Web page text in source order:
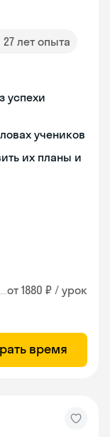
27 лет опыта
успехи
учеников
их планы и
от 1880 ₽ / урок
время